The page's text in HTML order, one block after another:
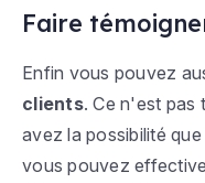
Faire
Enfin vous pouvez
clients. Ce n'est pas
avez la possibilité
vous pouvez